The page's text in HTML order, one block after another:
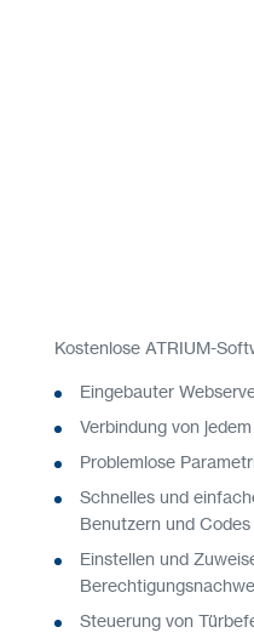
Kostenlose ATRIUM-
Eingebauter
Verbindung von
Problemlose
Schnelles und
Benutzern und Codes
Einstellen und
Steuerung von